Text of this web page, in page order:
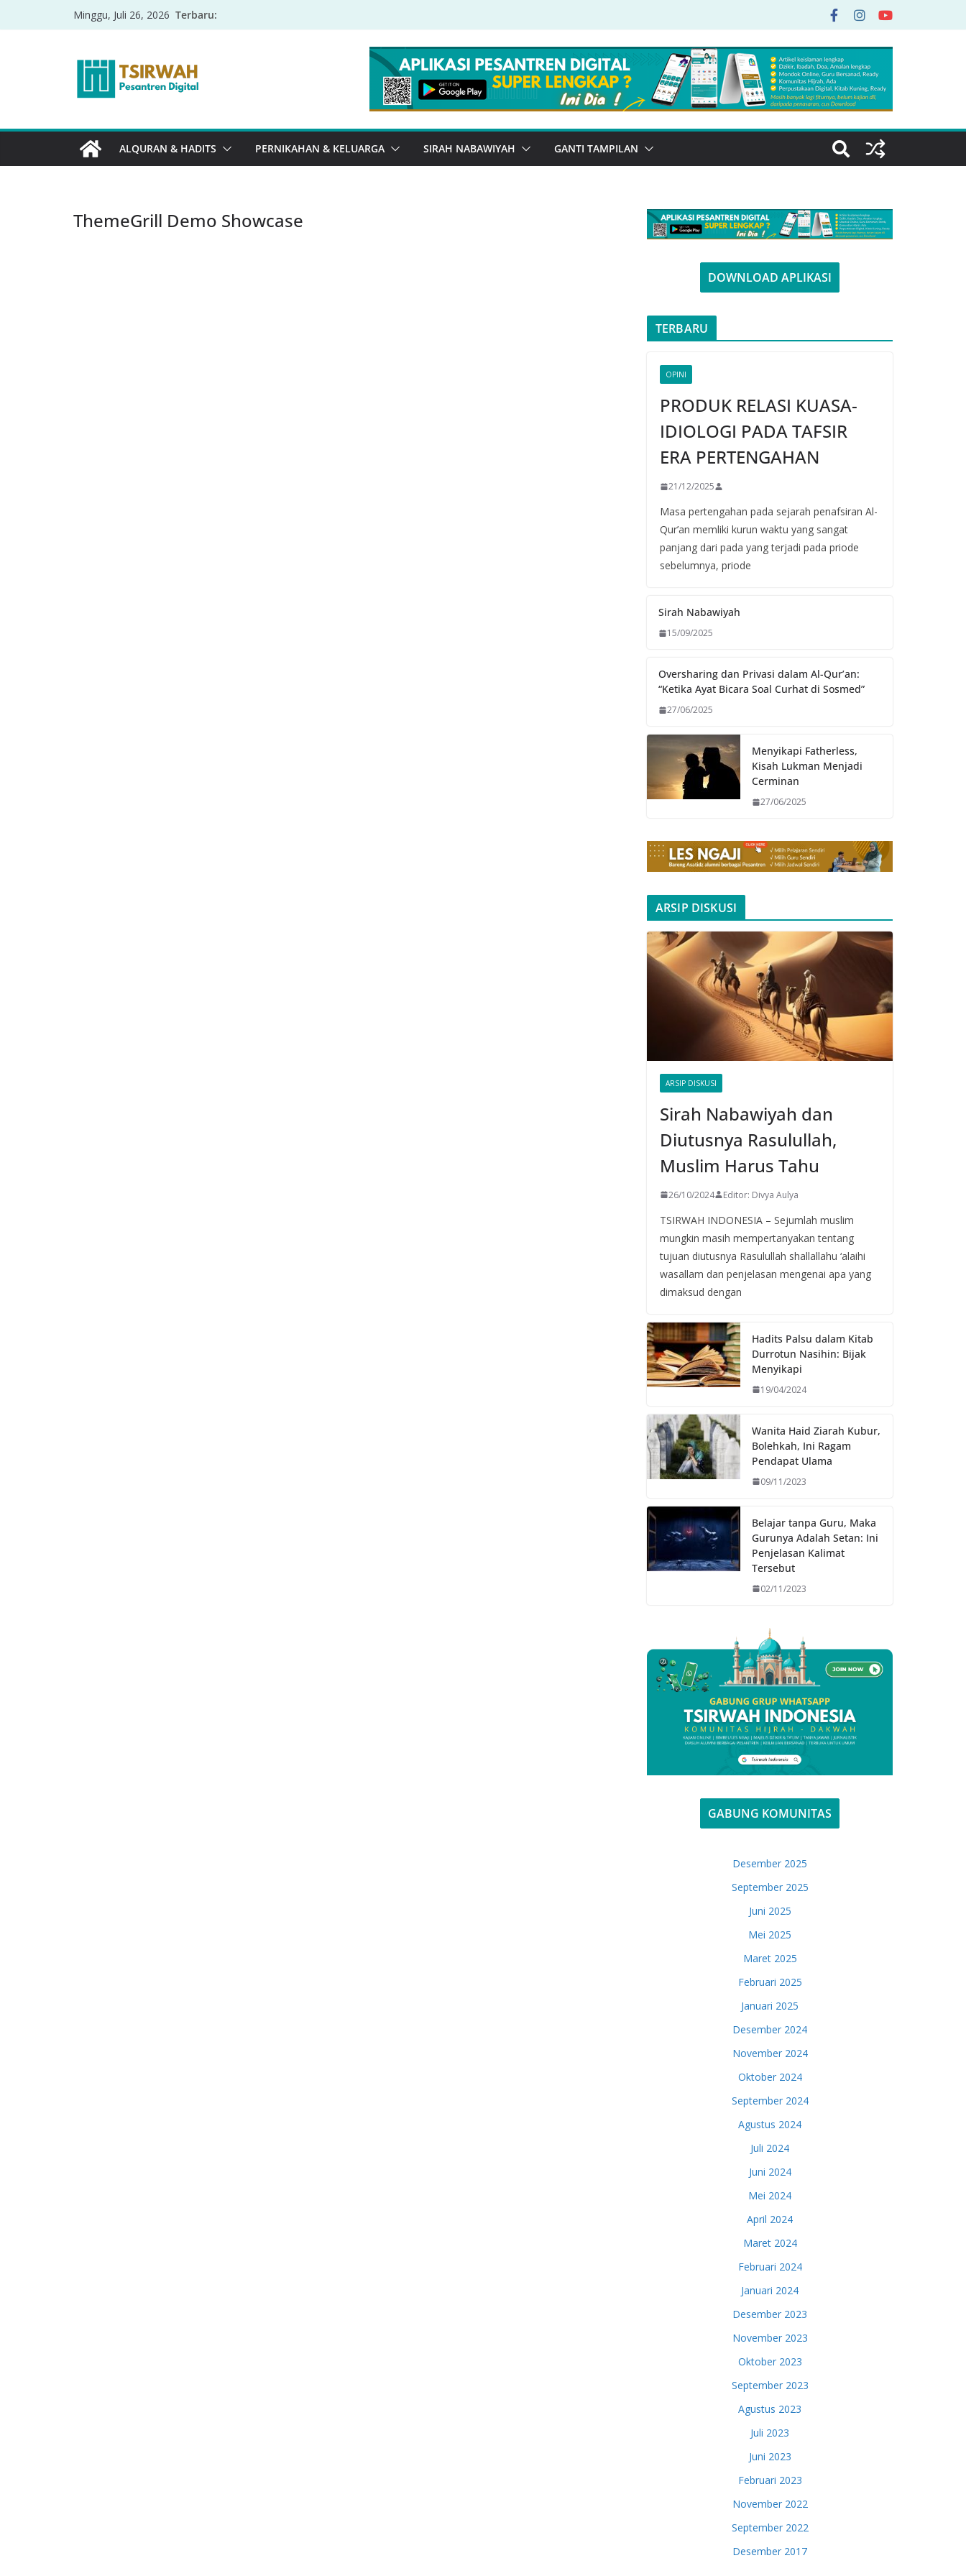
Minggu, Juli 26, 2026 Terbaru:
ALQURAN & HADITS PERNIKAHAN & KELUARGA SIRAH NABAWIYAH GANTI TAMPILAN
ThemeGrill Demo Showcase
DOWNLOAD APLIKASI
TERBARU
OPINI
PRODUK RELASI KUASA-
IDIOLOGI PADA TAFSIR
ERA PERTENGAHAN
21/12/2025
Masa pertengahan pada sejarah penafsiran Al-
Qur’an memliki kurun waktu yang sangat
panjang dari pada yang terjadi pada priode
sebelumnya, priode
Sirah Nabawiyah
15/09/2025
Oversharing dan Privasi dalam Al-Qur’an:
“Ketika Ayat Bicara Soal Curhat di Sosmed”
27/06/2025
Menyikapi Fatherless,
Kisah Lukman Menjadi
Cerminan
27/06/2025
ARSIP DISKUSI
ARSIP DISKUSI
Sirah Nabawiyah dan
Diutusnya Rasulullah,
Muslim Harus Tahu
26/10/2024 Editor: Divya Aulya
TSIRWAH INDONESIA – Sejumlah muslim
mungkin masih mempertanyakan tentang
tujuan diutusnya Rasulullah shallallahu ‘alaihi
wasallam dan penjelasan mengenai apa yang
dimaksud dengan
Hadits Palsu dalam Kitab
Durrotun Nasihin: Bijak
Menyikapi
19/04/2024
Wanita Haid Ziarah Kubur,
Bolehkah, Ini Ragam
Pendapat Ulama
09/11/2023
Belajar tanpa Guru, Maka
Gurunya Adalah Setan: Ini
Penjelasan Kalimat
Tersebut
02/11/2023
GABUNG KOMUNITAS
Desember 2025
September 2025
Juni 2025
Mei 2025
Maret 2025
Februari 2025
Januari 2025
Desember 2024
November 2024
Oktober 2024
September 2024
Agustus 2024
Juli 2024
Juni 2024
Mei 2024
April 2024
Maret 2024
Februari 2024
Januari 2024
Desember 2023
November 2023
Oktober 2023
September 2023
Agustus 2023
Juli 2023
Juni 2023
Februari 2023
November 2022
September 2022
Desember 2017